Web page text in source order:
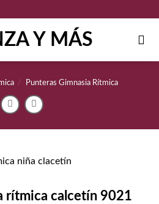
/ Punteras Gimnasia Rítmica
rítmica calcetín 9021